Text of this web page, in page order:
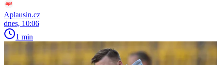
Aplausin.cz
dnes, 10:06
1 min